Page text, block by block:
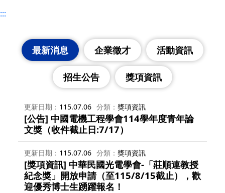
:::
最新消息 企業徵才 活動資訊
招生公告 獎項資訊
更新日期 115.07.06 分類 獎項資訊
[公告] 中國電機工程學會114學年度青年論
文獎（收件截止日:7/17）
更新日期 115.07.06 分類 獎項資訊
[獎項資訊] 中華民國光電學會-「莊順連教授
紀念獎」開放申請（至115/8/15截止），歡
迎優秀博士生踴躍報名！